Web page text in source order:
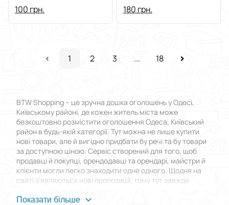
100 грн. 180 грн.
1 2 3 ... 18
BTW Shopping – це зручна дошка оголошень у Одесі,
Київському районі, де кожен житель міста може
безкоштовно розмістити оголошення Одеса, Київський
район в будь-якій категорії. Тут можна не лише купити
нові товари, але й вигідно придбати бу речі та бу товари
за доступною ціною. Сервіс створений для того, щоб
продавці й покупці, орендодавці та орендарі, майстри й
клієнти могли легко знаходити одне одного. Щодня на
сайті з’являються нові пропозиції, тому тут завжди
Показати більше